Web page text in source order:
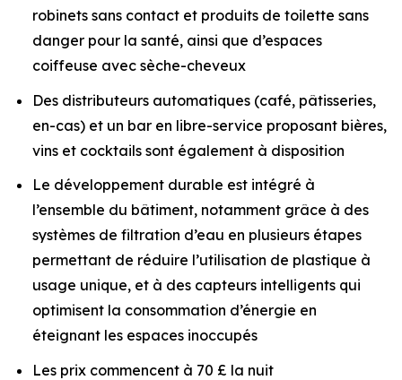
robinets sans contact et produits de toilette sans
danger pour la santé, ainsi que d’espaces
coiffeuse avec sèche-cheveux
Des distributeurs automatiques (café, pâtisseries,
en-cas) et un bar en libre-service proposant bières,
vins et cocktails sont également à disposition
Le développement durable est intégré à
l’ensemble du bâtiment, notamment grâce à des
systèmes de filtration d’eau en plusieurs étapes
permettant de réduire l’utilisation de plastique à
usage unique, et à des capteurs intelligents qui
optimisent la consommation d’énergie en
éteignant les espaces inoccupés
Les prix commencent à 70 £ la nuit